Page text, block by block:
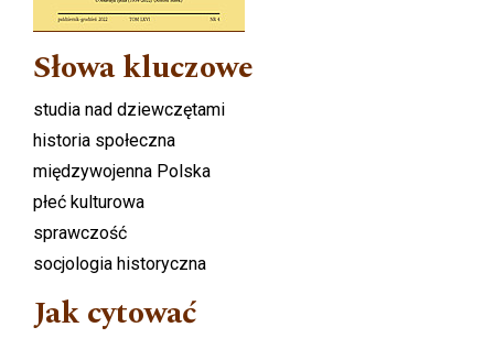
Słowa kluczowe
studia nad dziewczętami
historia społeczna
międzywojenna Polska
płeć kulturowa
sprawczość
socjologia historyczna
Jak cytować